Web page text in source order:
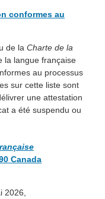
concernant
personnels
conformes au
de la Charte de la
la langue française
au processus
sur cette liste sont
une attestation
a été suspendu ou
Canada
2026,